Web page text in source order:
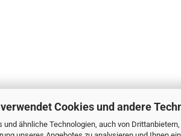
Cookies und andere
und ähnliche Technologien, auch von